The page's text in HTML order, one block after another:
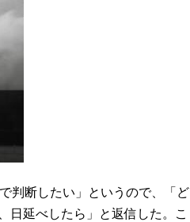
判断したい」というので、「ど
日延べしたら」と返信した。こ